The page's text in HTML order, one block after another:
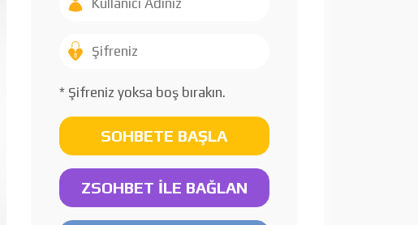
* Şifreniz yoksa boş bırakın.
SOHBETE BAŞLA
ZSOHBET İLE BAĞLAN